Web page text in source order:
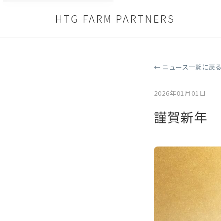
HTG FARM PARTNERS
← ニュース一覧に戻
2026年01月01日
謹賀新年